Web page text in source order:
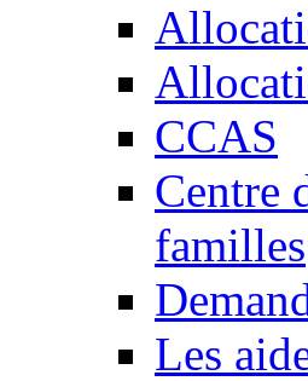
CCAS
Centre
familles
Les